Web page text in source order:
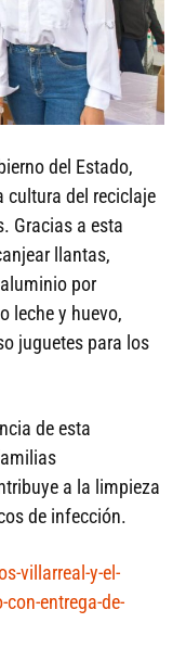
del Estado,
cultura del reciclaje
Gracias a esta
llantas,
por
leche y huevo,
juguetes para los
de esta
a la limpieza
de infección.
villarreal-y-el-
entrega-de-